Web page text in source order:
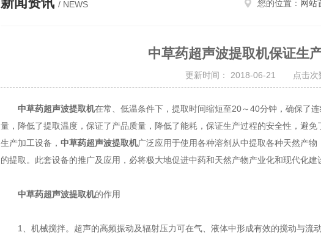
/ NEWS 您的位置： 网站
中草药超声波提取机保证生
更新时间： 2018-06-21 点击次
中草药超声波提取机在常、低温条件下，提取时间缩短至20～40分钟，确保了
量，降低了提取温度，保证了产品质量，降低了能耗，保证生产过程的安全性，避
生产加工设备， 中草药超声波提取机广泛应用于使用各种溶剂从中提取各种天然产
的提取。此套设备的推广及应用，必将极大地促进中药和天然产物产业化和现代化建
中草药超声波提取机的作用
1、机械搅拌。超声的高频振动及辐射压力可在气、液体中形成有效的搅动与流